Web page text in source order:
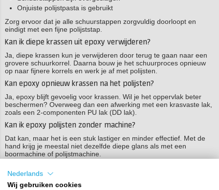
Onjuiste polijstpasta is gebruikt
Zorg ervoor dat je alle schuurstappen zorgvuldig doorloopt en
eindigt met een fijne polijststap.
Kan ik diepe krassen uit epoxy verwijderen?
Ja, diepe krassen kun je verwijderen door terug te gaan naar een
grovere schuurkorrel. Daarna bouw je het schuurproces opnieuw
op naar fijnere korrels en werk je af met polijsten.
Kan epoxy opnieuw krassen na het polijsten?
Ja, epoxy blijft gevoelig voor krassen. Wil je het oppervlak beter
beschermen? Overweeg dan een afwerking met een krasvaste lak,
zoals een 2-componenten PU lak (DD lak).
Kan ik epoxy polijsten zonder machine?
Dat kan, maar het is een stuk lastiger en minder effectief. Met de
hand krijg je meestal niet dezelfde diepe glans als met een
boormachine of polijstmachine.
Producten die gebruikt zijn in dit artikel
Nederlands
Wij gebruiken cookies